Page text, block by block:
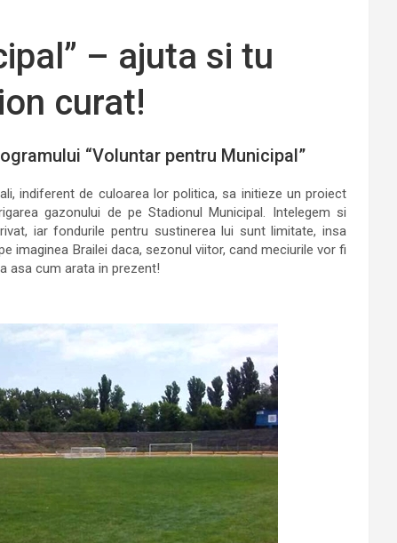
– ajuta si tu
curat!
“Voluntar pentru Municipal”
indiferent de culoarea lor politica, sa initieze un proiect
gazonului de pe Stadionul Municipal. Intelegem si
iar fondurile pentru sustinerea lui sunt limitate, insa
imaginea Brailei daca, sezonul viitor, cand meciurile vor fi
asa cum arata in prezent!